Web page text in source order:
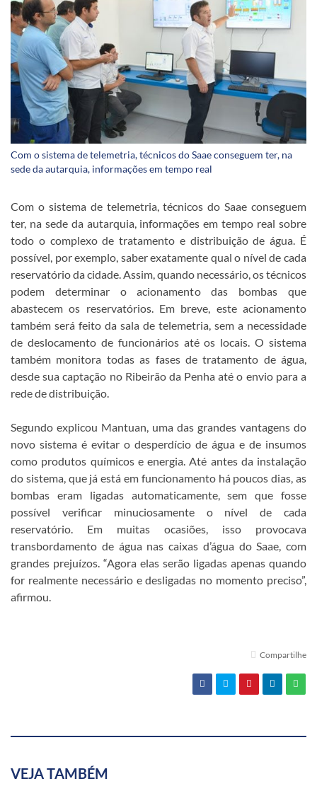
Com o sistema de telemetria, técnicos do Saae conseguem ter, na
sede da autarquia, informações em tempo real
Com o sistema de telemetria, técnicos do Saae conseguem
ter, na sede da autarquia, informações em tempo real sobre
todo o complexo de tratamento e distribuição de água. É
possível, por exemplo, saber exatamente qual o nível de cada
reservatório da cidade. Assim, quando necessário, os técnicos
podem determinar o acionamento das bombas que
abastecem os reservatórios. Em breve, este acionamento
também será feito da sala de telemetria, sem a necessidade
de deslocamento de funcionários até os locais. O sistema
também monitora todas as fases de tratamento de água,
desde sua captação no Ribeirão da Penha até o envio para a
rede de distribuição.
Segundo explicou Mantuan, uma das grandes vantagens do
novo sistema é evitar o desperdício de água e de insumos
como produtos químicos e energia. Até antes da instalação
do sistema, que já está em funcionamento há poucos dias, as
bombas eram ligadas automaticamente, sem que fosse
possível verificar minuciosamente o nível de cada
reservatório. Em muitas ocasiões, isso provocava
transbordamento de água nas caixas d’água do Saae, com
grandes prejuízos. “Agora elas serão ligadas apenas quando
for realmente necessário e desligadas no momento preciso”,
afirmou.
Compartilhe
VEJA TAMBÉM